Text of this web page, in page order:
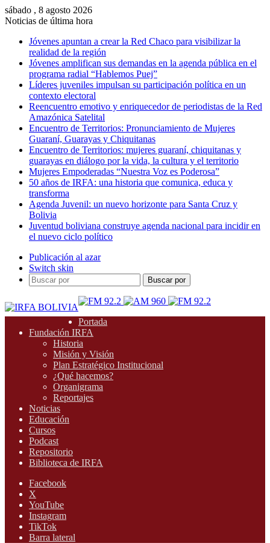
sábado , 8 agosto 2026
Noticias de última hora
Jóvenes apuntan a crear la Red Chaco para visibilizar la
realidad de la región
Jóvenes amplifican sus demandas en la agenda pública en el
programa radial “Hablemos Puej”
Líderes juveniles impulsan su participación política en un
contexto electoral
Reencuentro emotivo y enriquecedor de periodistas de la Red
Amazónica Satelital
Encuentro de Territorios: Pronunciamiento de Mujeres
Guaraní, Guarayas y Chiquitanas
Encuentro de Territorios: mujeres guaraní, chiquitanas y
guarayas en diálogo por la vida, la cultura y el territorio
Mujeres Empoderadas “Nuestra Voz es Poderosa”
50 años de IRFA: una historia que comunica, educa y
transforma
Agenda Juvenil: un nuevo horizonte para Santa Cruz y
Bolivia
Juventud boliviana construye agenda nacional para incidir en
el nuevo ciclo político
Publicación al azar
Switch skin
Buscar por
Portada
Fundación IRFA
Historia
Misión y Visión
Plan Estratégico Institucional
¿Qué hacemos?
Organigrama
Reportajes
Noticias
Educación
Cursos
Podcast
Repositorio
Biblioteca de IRFA
Facebook
X
YouTube
Instagram
TikTok
Barra lateral